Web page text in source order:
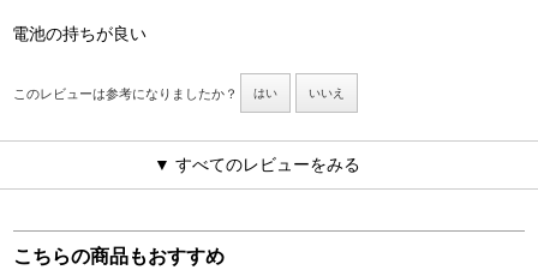
電池の持ちが良い
このレビューは参考になりましたか？ はい いいえ
▼ すべてのレビューをみる
こちらの商品もおすすめ